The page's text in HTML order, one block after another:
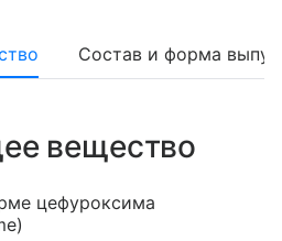
Состав и форма
вещество
цефуроксима